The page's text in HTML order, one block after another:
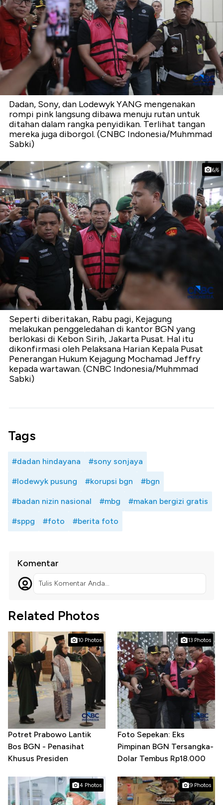
Dadan, Sony, dan Lodewyk YANG mengenakan
rompi pink langsung dibawa menuju rutan untuk
ditahan dalam rangka penyidikan. Terlihat tangan
mereka juga diborgol. (CNBC Indonesia/Muhmmad
Sabki)
6/6
Seperti diberitakan, Rabu pagi, Kejagung
melakukan penggeledahan di kantor BGN yang
berlokasi di Kebon Sirih, Jakarta Pusat. Hal itu
dikonfirmasi oleh Pelaksana Harian Kepala Pusat
Penerangan Hukum Kejagung Mochamad Jeffry
kepada wartawan. (CNBC Indonesia/Muhmmad
Sabki)
Tags
#dadan hindayana #sony sonjaya
#lodewyk pusung #korupsi bgn #bgn
#badan nizin nasional #mbg #makan bergizi gratis
#sppg #foto #berita foto
Komentar
Tulis Komentar Anda...
Related Photos
10 Photos
Potret Prabowo Lantik
Bos BGN - Penasihat
Khusus Presiden
13 Photos
Foto Sepekan: Eks
Pimpinan BGN Tersangka-
Dolar Tembus Rp18.000
4 Photos 9 Photos